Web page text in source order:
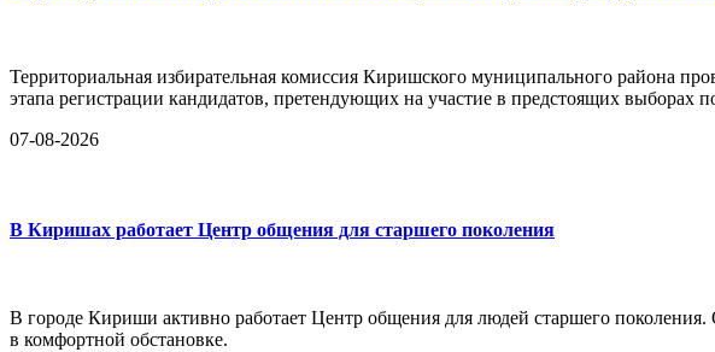
Территориальная избирательная комиссия Киришского муниципального района
этапа регистрации кандидатов, претендующих на участие в предстоящих
07-08-2026
В Киришах работает Центр общения для старшего поколения
В городе Кириши активно работает Центр общения для людей старшего поколения.
в комфортной обстановке.